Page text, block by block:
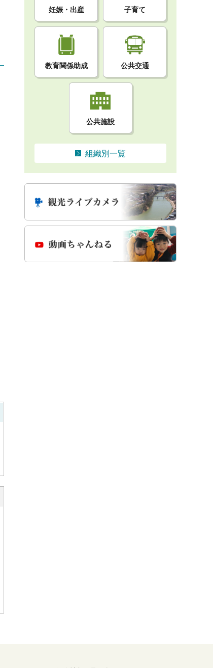
妊娠・出産 子育て
教育関係助成 公共交通
公共施設
組織別一覧